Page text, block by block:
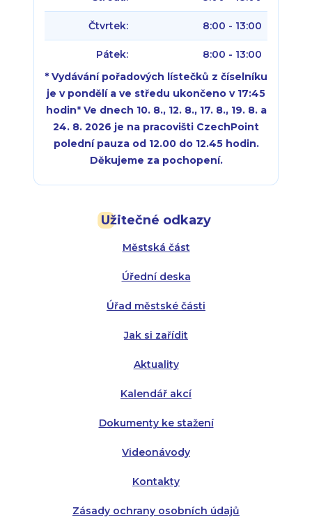
Užitečné odkazy
Městská část
Úřední deska
Úřad městské části
Jak si zařídit
Aktuality
Kalendář akcí
Dokumenty ke stažení
Videonávody
Kontakty
Zásady ochrany osobních údajů
Čtvrtek: 8:00 - 13:00
Pátek:
8:00 - 13:00
* Vydávání pořadových lístečků z číselníku
je v pondělí a ve středu ukončeno v 17:45
hodin* Ve dnech 10. 8., 12. 8., 17. 8., 19. 8. a
24. 8. 2026 je na pracovišti CzechPoint
polední pauza od 12.00 do 12.45 hodin.
Děkujeme za pochopení.
Úterý:
Středa:
Čtvrtek:
Pátek:
Úterý:
Středa:
Čtvrtek: